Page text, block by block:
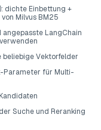
dichte Einbettung +
Milvus BM25
angepasste LangChain
beliebige Vektorfelder
Parameter für Multi-
Suche und Reranking